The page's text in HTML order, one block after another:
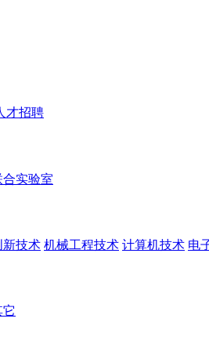
才招聘
合实验室
新技术 机械工程技术 计算机技术 电
它